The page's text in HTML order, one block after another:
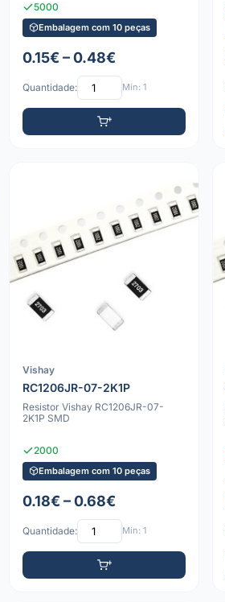
5000
Embalagem com 10 peças
0.15€ – 0.48€
Quantidade: Mín: 1
Vishay
RC1206JR-07-2K1P
Resistor Vishay RC1206JR-07-
2K1P SMD
2000
Embalagem com 10 peças
0.18€ – 0.68€
Quantidade: Mín: 1